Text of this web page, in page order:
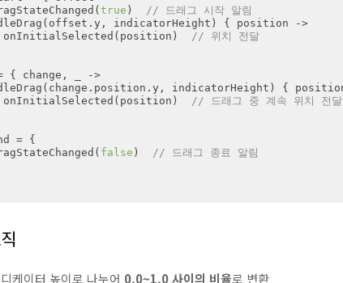
onDragStateChanged(
true )
// 드래그 시작 알림
                onInitialSelected(position)
// 위치 전달
                onInitialSelected(position)
// 드래그 중 계속 위치 전달
onDragStateChanged(
false )
// 드래그 종료 알림
케이터 높이로 나누어 0.0~1.0 사이의 비율로 변환